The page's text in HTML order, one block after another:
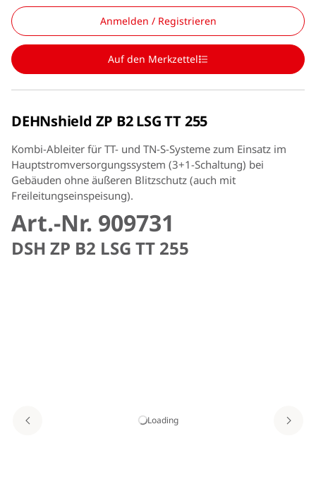
Anmelden / Registrieren
Auf den Merkzettel
DEHNshield ZP B2 LSG TT 255
Kombi-Ableiter für TT- und TN-S-Systeme zum Einsatz im
Hauptstromversorgungssystem (3+1-Schaltung) bei
Gebäuden ohne äußeren Blitzschutz (auch mit
Freileitungseinspeisung).
Art.-Nr. 909731
DSH ZP B2 LSG TT 255
Loading